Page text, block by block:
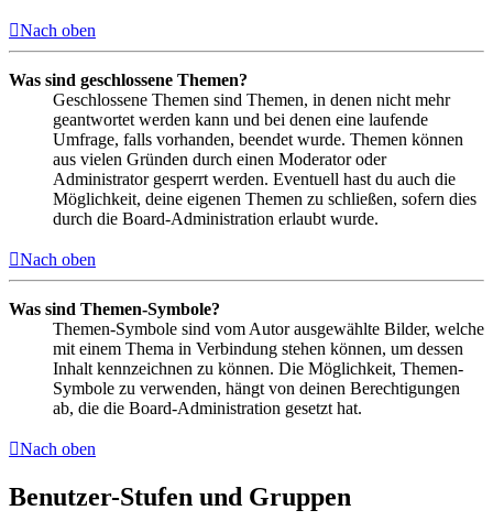
Nach oben
Was sind geschlossene Themen?
Geschlossene Themen sind Themen, in denen nicht mehr
geantwortet werden kann und bei denen eine laufende
Umfrage, falls vorhanden, beendet wurde. Themen können
aus vielen Gründen durch einen Moderator oder
Administrator gesperrt werden. Eventuell hast du auch die
Möglichkeit, deine eigenen Themen zu schließen, sofern dies
durch die Board-Administration erlaubt wurde.
Nach oben
Was sind Themen-Symbole?
Themen-Symbole sind vom Autor ausgewählte Bilder, welche
mit einem Thema in Verbindung stehen können, um dessen
Inhalt kennzeichnen zu können. Die Möglichkeit, Themen-
Symbole zu verwenden, hängt von deinen Berechtigungen
ab, die die Board-Administration gesetzt hat.
Nach oben
Benutzer-Stufen und Gruppen